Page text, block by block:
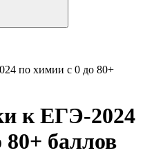
по химии с 0 до 80+
к ЕГЭ-2024
баллов